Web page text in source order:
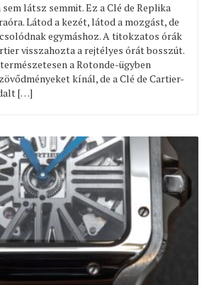
látsz semmit. Ez a Clé de Replika
Látod a kezét, látod a mozgást, de
egymáshoz. A titokzatos órák
visszahozta a rejtélyes órát bosszút.
a Rotonde-ügyben
kínál, de a Clé de Cartier-
[…]